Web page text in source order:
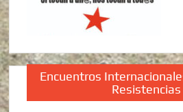
Encuentros
Resistencias